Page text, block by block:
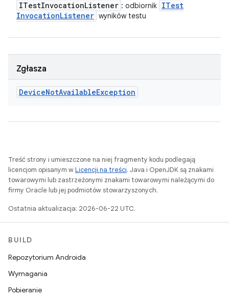
ITestInvocationListener : odbiornik ITest
InvocationListener wyników testu
Zgłasza
DeviceNotAvailableException
Treść strony i umieszczone na niej fragmenty kodu podlegają
licencjom opisanym wLicencji na treści. Java i OpenJDK są znakami
towarowymi lub zastrzeżonymi znakami towarowymi należącymi do
firmy Oracle lub jej podmiotów stowarzyszonych.
Ostatnia aktualizacja: 2026-06-22 UTC.
BUILD
Repozytorium Androida
Wymagania
Pobieranie